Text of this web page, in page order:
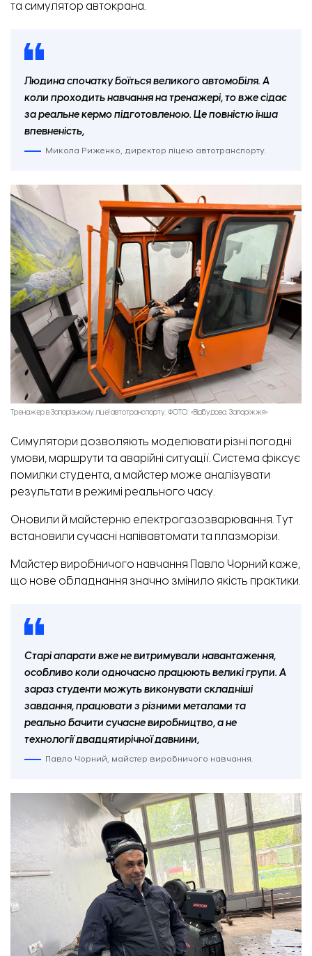
та симулятор автокрана.
Людина спочатку боїться великого автомобіля. А
коли проходить навчання на тренажері, то вже сідає
за реальне кермо підготовленою. Це повністю інша
впевненість,
Микола Риженко, директор ліцею автотранспорту.
Тренажер в Запорізькому ліцеї автотранспорту. ФОТО: «Відбудова. Запоріжжя»
Симулятори дозволяють моделювати різні погодні
умови, маршрути та аварійні ситуації. Система фіксує
помилки студента, а майстер може аналізувати
результати в режимі реального часу.
Оновили й майстерню електрогазозварювання. Тут
встановили сучасні напівавтомати та плазморізи.
Майстер виробничого навчання Павло Чорний каже,
що нове обладнання значно змінило якість практики.
Старі апарати вже не витримували навантаження,
особливо коли одночасно працюють великі групи. А
зараз студенти можуть виконувати складніші
завдання, працювати з різними металами та
реально бачити сучасне виробництво, а не
технології двадцятирічної давнини,
Павло Чорний, майстер виробничого навчання.